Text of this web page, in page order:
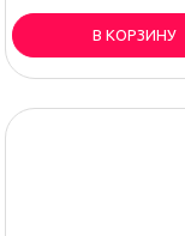
В КОРЗИНУ